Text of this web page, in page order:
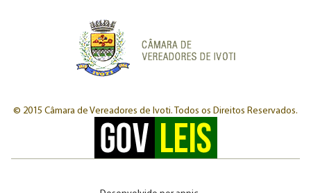
© 2015 Câmara de Vereadores de Ivoti. Todos os Direitos Reservados.